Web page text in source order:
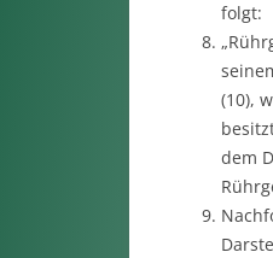
folgt:
(10),
dem